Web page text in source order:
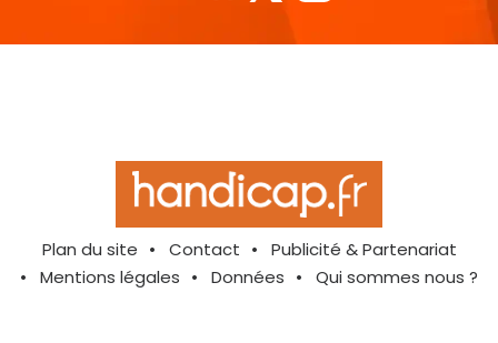
Plan du site Contact
Publicité & Partenariat
Mentions légales
Données Qui sommes nous ?